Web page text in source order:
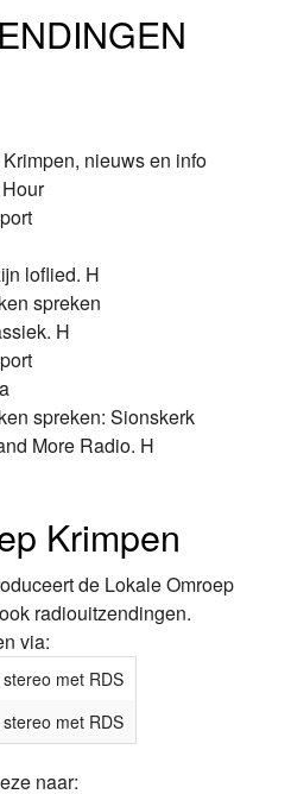
nieuws en info
loflied. H
spreken
H
spreken: Sionskerk
More Radio. H
Krimpen
de Lokale Omroep
radiouitzendingen.
via:
met RDS
met RDS
naar: